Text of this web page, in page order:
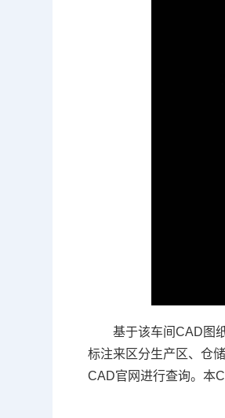
基于该车间CAD图
标注来区分生产区、仓
CAD官网进行查询。本